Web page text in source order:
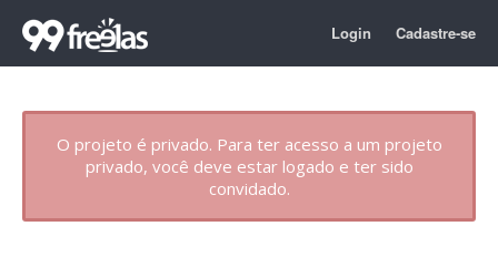
Login Cadastre-se
O projeto é privado. Para ter acesso a um projeto
privado, você deve estar logado e ter sido
convidado.